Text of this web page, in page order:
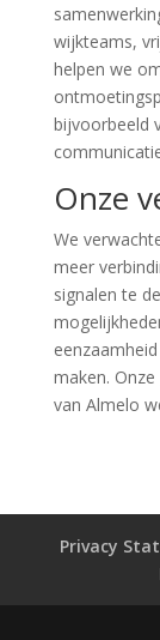
wijkteams,
helpen we
bijvoorbeeld
Onze
We
meer
signalen te
maken.
van Almelo
Privacy